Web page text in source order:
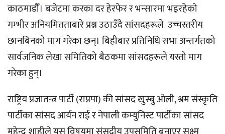
काठमाडौँ। बजेटमा करका दर हेरफेर र भन्सारमा भइरहेको
गम्भीर अनियमितताबारे प्रश्न उठाउँदै सांसदहरूले उच्चस्तरीय
छानबिनको माग गरेका छन्। बिहीबार प्रतिनिधि सभा अन्तर्गतको
सार्वजनिक लेखा समितिको बैठकमा सांसदहरूले यस्तो माग
गरेका हुन्।
राष्ट्रिय प्रजातन्त्र पार्टी (राप्रपा) की सांसद खुस्बु ओली, श्रम संस्कृति
पार्टीका सांसद आर्यन राई र नेपाली कम्युनिस्ट पार्टीका सांसद